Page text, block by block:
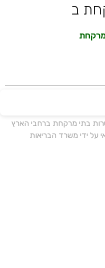
ב
מרקחת
בתי מרקחת ברחבי הארץ
על ידי משרד הבריאות